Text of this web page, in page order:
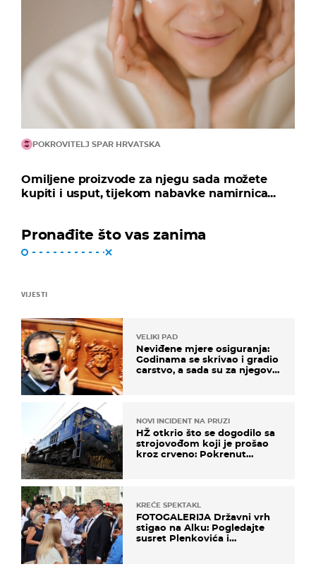
POKROVITELJ SPAR HRVATSKA
Omiljene proizvode za njegu sada možete
kupiti i usput, tijekom nabavke namirnica...
Pronađite što vas zanima
VIJESTI
VELIKI PAD
Neviđene mjere osiguranja:
Godinama se skrivao i gradio
carstvo, a sada su za njegovo
NOVI INCIDENT NA PRUZI
HŽ otkrio što se dogodilo sa
strojovođom koji je prošao
kroz crveno: Pokrenut
KREĆE SPEKTAKL
FOTOGALERIJA Državni vrh
stigao na Alku: Pogledajte
susret Plenkovića i